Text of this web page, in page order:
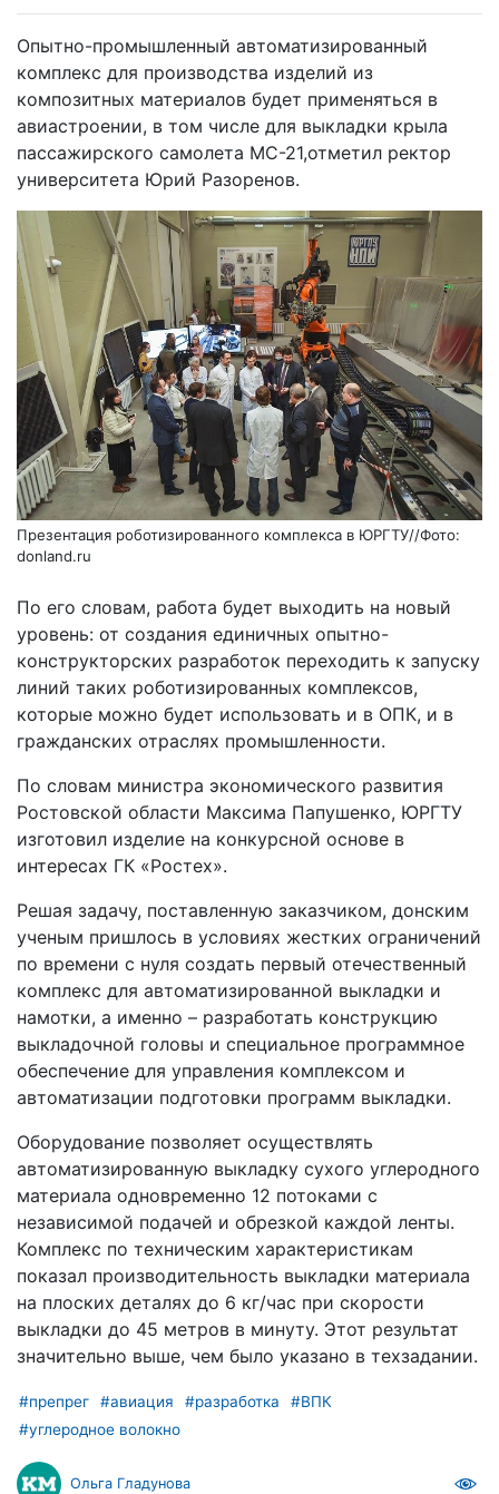
Опытно-промышленный автоматизированный
комплекс для производства изделий из
композитных материалов будет применяться в
авиастроении, в том числе для выкладки крыла
пассажирского самолета МС-21,отметил ректор
университета Юрий Разоренов.
Презентация роботизированного комплекса в ЮРГТУ//Фото:
donland.ru
По его словам, работа будет выходить на новый
уровень: от создания единичных опытно-
конструкторских разработок переходить к запуску
линий таких роботизированных комплексов,
которые можно будет использовать и в ОПК, и в
гражданских отраслях промышленности.
По словам министра экономического развития
Ростовской области Максима Папушенко, ЮРГТУ
изготовил изделие на конкурсной основе в
интересах ГК «Ростех».
Решая задачу, поставленную заказчиком, донским
ученым пришлось в условиях жестких ограничений
по времени с нуля создать первый отечественный
комплекс для автоматизированной выкладки и
намотки, а именно – разработать конструкцию
выкладочной головы и специальное программное
обеспечение для управления комплексом и
автоматизации подготовки программ выкладки.
Оборудование позволяет осуществлять
автоматизированную выкладку сухого углеродного
материала одновременно 12 потоками с
независимой подачей и обрезкой каждой ленты.
Комплекс по техническим характеристикам
показал производительность выкладки материала
на плоских деталях до 6 кг/час при скорости
выкладки до 45 метров в минуту. Этот результат
значительно выше, чем было указано в техзадании.
#препрег #авиация #разработка
#ВПК
#углеродное волокно
Ольга Гладунова